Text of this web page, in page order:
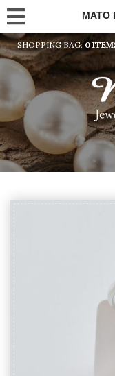
MATO
SHOPPING BAG: 0